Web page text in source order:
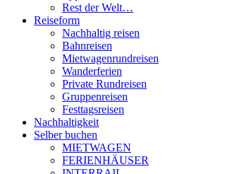
Rest der Welt…
Reiseform
Nachhaltig reisen
Bahnreisen
Mietwagenrundreisen
Wanderferien
Private Rundreisen
Gruppenreisen
Festtagsreisen
Nachhaltigkeit
Selber buchen
MIETWAGEN
FERIENHÄUSER